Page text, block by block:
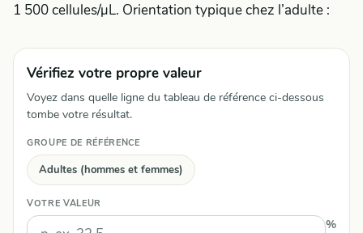
1 500 cellules/µL. Orientation typique chez l’adulte :
Vérifiez votre propre valeur
Voyez dans quelle ligne du tableau de référence ci-dessous
tombe votre résultat.
GROUPE DE RÉFÉRENCE
Adultes (hommes et femmes)
VOTRE VALEUR
%